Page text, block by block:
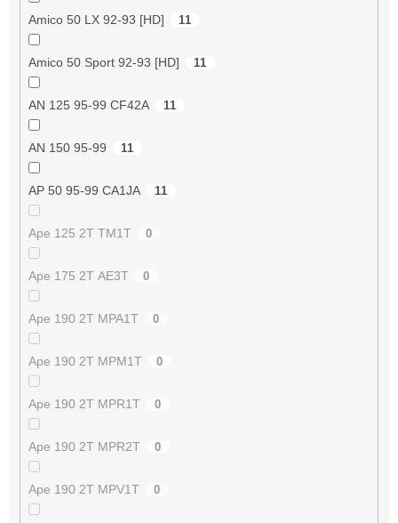
Amico 50 LX 92-93 [HD] 11
Amico 50 Sport 92-93 [HD] 11
AN 125 95-99 CF42A 11
AN 150 95-99 11
AP 50 95-99 CA1JA 11
Ape 125 2T TM1T 0
Ape 175 2T AE3T 0
Ape 190 2T MPA1T 0
Ape 190 2T MPM1T 0
Ape 190 2T MPR1T 0
Ape 190 2T MPR2T 0
Ape 190 2T MPV1T 0